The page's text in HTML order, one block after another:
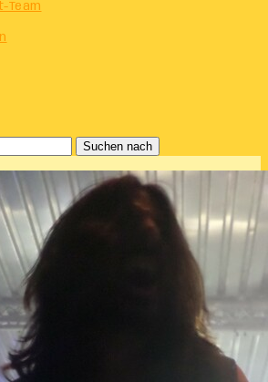
Team
Suchen nach